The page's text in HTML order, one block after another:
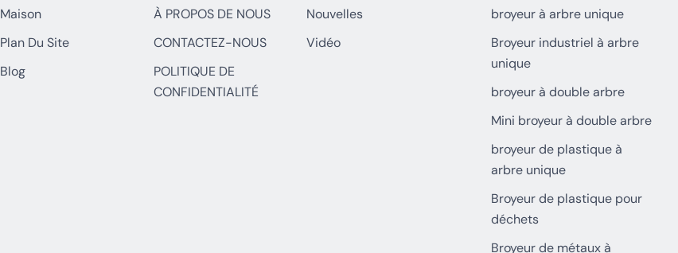
broyeur à arbre unique
Broyeur industriel à arbre
unique
broyeur à double arbre
Mini broyeur à double arbre
broyeur de plastique à
arbre unique
Broyeur de plastique pour
déchets
Broyeur de métaux à
Nouvelles
Vidéo
À PROPOS DE NOUS
CONTACTEZ-NOUS
POLITIQUE DE
CONFIDENTIALITÉ
Maison
Plan Du Site
Blog